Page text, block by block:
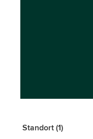
Standort (1)